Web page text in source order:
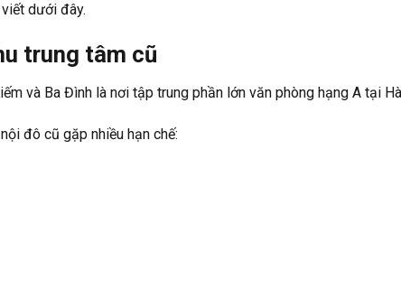
dưới đây.
trung tâm cũ
và Ba Đình là nơi tập trung phần lớn văn phòng hạng A tại
đô cũ gặp nhiều hạn chế: